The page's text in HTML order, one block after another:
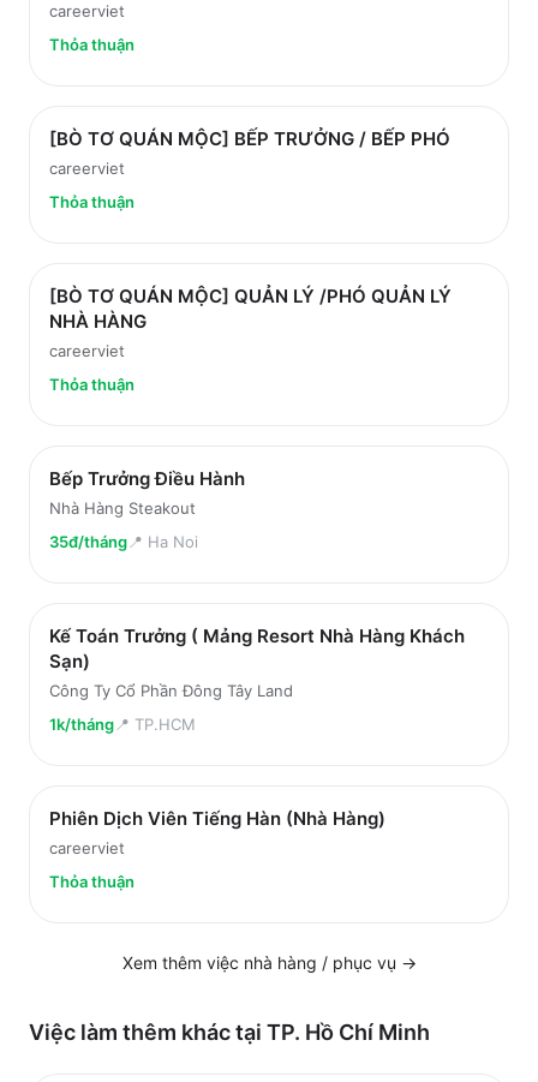
careerviet
Thỏa thuận
[BÒ TƠ QUÁN MỘC] BẾP TRƯỞNG / BẾP PHÓ
careerviet
Thỏa thuận
[BÒ TƠ QUÁN MỘC] QUẢN LÝ /PHÓ QUẢN LÝ
NHÀ HÀNG
careerviet
Thỏa thuận
Bếp Trưởng Điều Hành
Nhà Hàng Steakout
35đ/tháng📍 Ha Noi
Kế Toán Trưởng ( Mảng Resort Nhà Hàng Khách
Sạn)
Công Ty Cổ Phần Đông Tây Land
1k/tháng📍 TP.HCM
Phiên Dịch Viên Tiếng Hàn (Nhà Hàng)
careerviet
Thỏa thuận
Xem thêm việc nhà hàng / phục vụ →
Việc làm thêm khác tại TP. Hồ Chí Minh